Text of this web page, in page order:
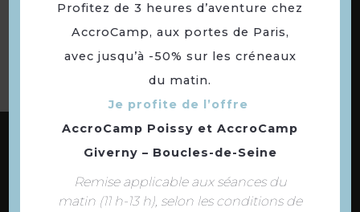
Suivez-nous
NOUS CONTACTER
Profitez de 3 heures d’aventure chez
AccroCamp, aux portes de Paris,
avec jusqu’à -50% sur les créneaux
du matin.
Je profite de l’offre
AccroCamp Poissy et AccroCamp
Giverny – Boucles-de-Seine
Remise applicable aux séances du
matin (11 h-13 h), selon les conditions de